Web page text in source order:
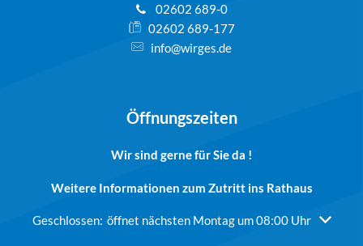
02602 689-0
02602 689-177
info@wirges.de
Öffnungszeiten
Wir sind gerne für Sie da !
Weitere Informationen zum Zutritt ins Rathaus
Klicken, um weitere Öffnungs- oder Schließzeiten
Geschlossen: öffnet nächsten Montag um 08:00 Uhr